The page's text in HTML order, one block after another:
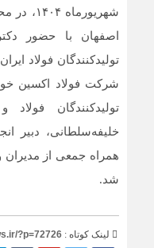
اصفهان با حضور
تولیدکنندگان فولاد
شرکت فولاد اکسین
تولیدکنندگان
خلیفه‌سلطانی، دبیر
همراه جمعی از مدیران
شد.
لینک کوتاه : ?p=72726